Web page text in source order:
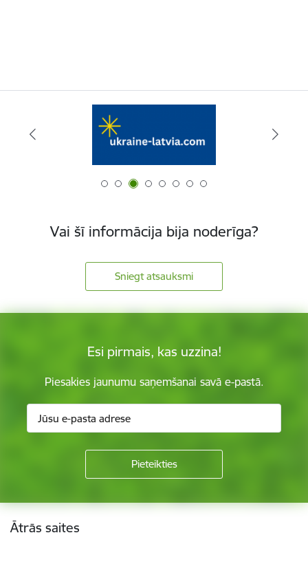
Vai šī informācija bija noderīga?
Sniegt atsauksmi
Esi pirmais, kas uzzina!
Piesakies jaunumu saņemšanai savā e-pastā.
Kājene
Ātrās saites